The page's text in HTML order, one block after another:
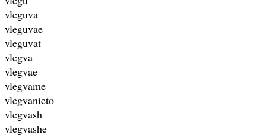
vleguva
vleguvae
vleguvat
vlegva
vlegvae
vlegvame
vlegvanieto
vlegvash
vlegvashe